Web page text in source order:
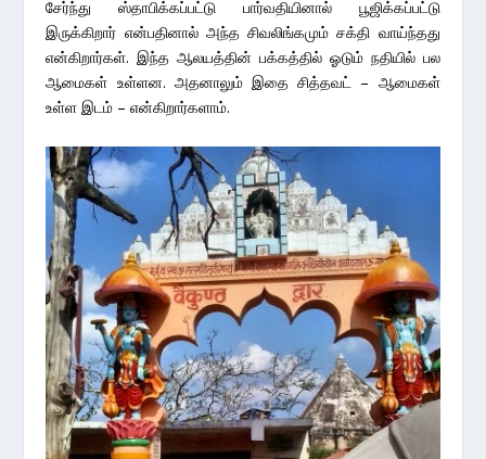
சேர்ந்து ஸ்தாபிக்கப்பட்டு பார்வதியினால் பூஜிக்கப்பட்டு
இருக்கிறார் என்பதினால் அந்த சிவலிங்கமும் சக்தி வாய்ந்தது
என்கிறார்கள். இந்த ஆலயத்தின் பக்கத்தில் ஓடும் நதியில் பல
ஆமைகள் உள்ளன. அதனாலும் இதை சித்தவட் – ஆமைகள்
உள்ள இடம் – என்கிறார்களாம்.